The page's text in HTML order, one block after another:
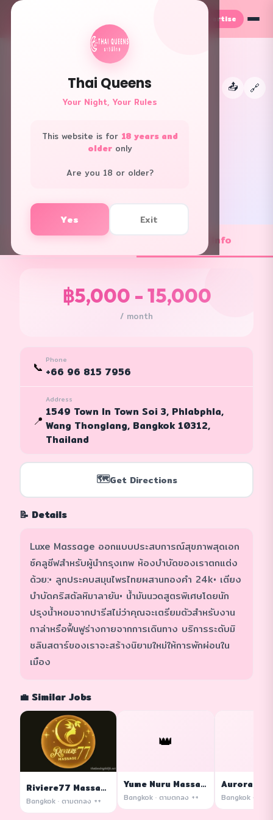
Thai Queens
Your Night, Your Rules
This website is for 18 years and
olderonly
Are you 18 or older?
Yes Exit
Advertise
📤 🔗
👑
Luxe Massage
Bangkok
💼 Job Openings ℹ️ Shop Info
฿5,000 - 15,000
/ month
📞 Phone
+66 96 815 7956
📍
Address
1549 Town In Town Soi 3, Phlabphla,
Wang Thonglang, Bangkok 10312,
Thailand
🗺️Get Directions
📝 Details
Luxe Massage ออกแบบประสบการณ์สุขภาพสุดเอก
ซ์คลูซีฟสำหรับผู้นำกรุงเทพ ห้องบำบัดของเราตกแต่ง
ด้วย:• ลูกประคบสมุนไพรไทยผสานทองคำ 24k• เตียง
บำบัดคริสตัลหิมาลายัน• น้ำมันนวดสูตรพิเศษโดยนัก
ปรุงน้ำหอมจากปารีสไม่ว่าคุณจะเตรียมตัวสำหรับงาน
กาล่าหรือฟื้นฟูร่างกายจากการเดินทาง บริการระดับมิ
ชลินสตาร์ของเราจะสร้างนิยามใหม่ให้การพักผ่อนใน
เมือง
💼 Similar Jobs
Riviere77 Massage
Bangkok · ตามตกลง ++
👑
Yume Nuru Massage
Bangkok · ตามตกลง ++